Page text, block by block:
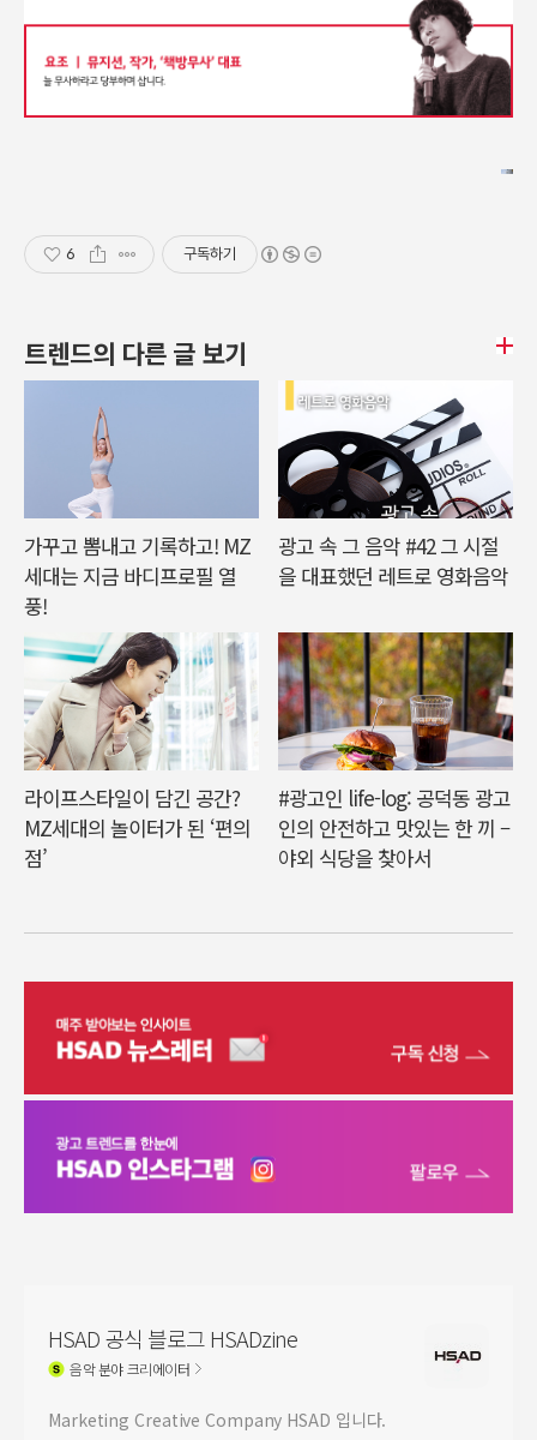
6 구독하기
트렌드의 다른 글 보기
가꾸고 뽐내고 기록하고! MZ
세대는 지금 바디프로필 열
풍!
광고 속 그 음악 #42 그 시절
을 대표했던 레트로 영화음악
라이프스타일이 담긴 공간?
MZ세대의 놀이터가 된 ‘편의
점’
#광고인 life-log: 공덕동 광고
인의 안전하고 맛있는 한 끼 –
야외 식당을 찾아서
HSAD 공식 블로그 HSADzine
음악분야 크리에이터
Marketing Creative Company HSAD 입니다.